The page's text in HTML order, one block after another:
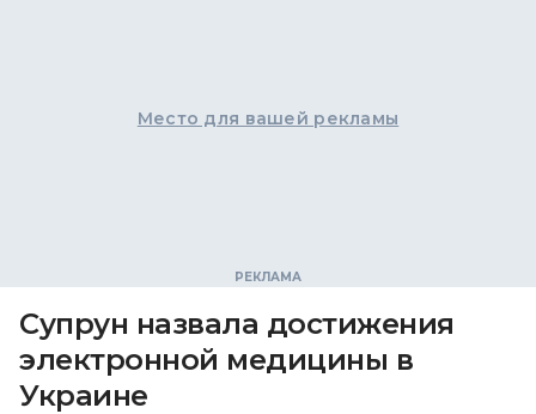
Место для вашей рекламы
Супрун назвала достижения
электронной медицины в
Украине